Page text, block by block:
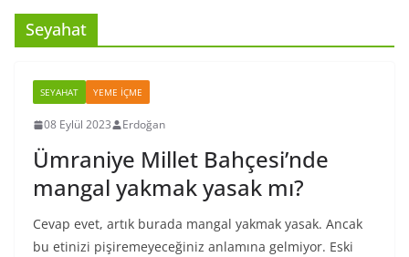
Seyahat
SEYAHAT YEME İÇME
08 Eylül 2023 Erdoğan
Ümraniye Millet Bahçesi’nde
mangal yakmak yasak mı?
Cevap evet, artık burada mangal yakmak yasak. Ancak
bu etinizi pişiremeyeceğiniz anlamına gelmiyor. Eski